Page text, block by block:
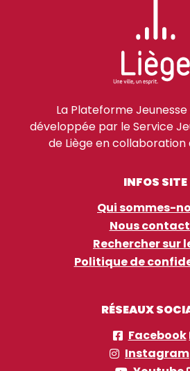
La Plateforme
développée par le Service
de Liège en collaboration
INFOS SITE
Qui sommes-
Nous
Rechercher sur
Politique de
RÉSEAUX
Facebook
Instagram